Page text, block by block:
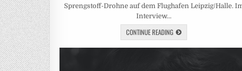
Sprengstoff-Drohne auf dem Flughafen Leipzig/Halle.
Interview…
CONTINUE READING